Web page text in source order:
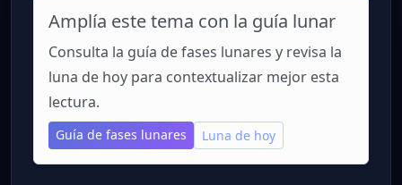
Amplía este tema con la guía lunar
Consulta la guía de fases lunares y revisa la
luna de hoy para contextualizar mejor esta
lectura.
Guía de fases lunares Luna de hoy